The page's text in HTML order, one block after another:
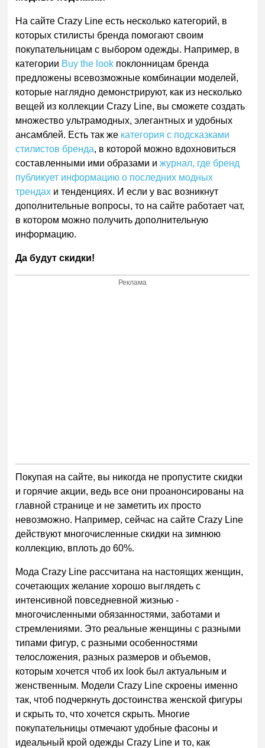
На сайтеCrazy Line есть несколько категорий, в
которых стилисты бренда помогают своим
покупательницам с выбором одежды. Например, в
категории Buy the look поклонницам бренда
предложены всевозможные комбинации моделей,
которые наглядно демонстрируют, как из несколько
вещей из коллекцииCrazy Line, вы сможете создать
множество ультрамодных, элегантных и удобных
ансамблей. Есть так же категория с подсказками
стилистов бренда, в которой можно вдохновиться
составленными ими образами ижурнал, где бренд
публикует информацию о последних модных
трендах и тенденциях. И если у вас возникнут
дополнительные вопросы, то на сайте работает чат,
в котором можно получить дополнительную
информацию.
Да будут скидки!
Реклама
Покупая на сайте, вы никогда не пропустите скидки
и горячие акции, ведь все они проанонсированы на
главной странице и не заметить их просто
невозможно. Например, сейчас на сайтеCrazy Line
действуют многочисленные скидки на зимнюю
коллекцию, вплоть до 60%.
Мода Crazy Line рассчитана на настоящих женщин,
сочетающих желание хорошо выглядеть с
интенсивной повседневной жизнью -
многочисленными обязанностями, заботами и
стремлениями. Это реальные женщины с разными
типами фигур, с разными особенностями
телосложения, разных размеров и объемов,
которым хочется чтоб их look был актуальным и
женственным. МоделиCrazy Line скроены именно
так, чтоб подчеркнуть достоинства женской фигуры
и скрыть то, что хочется скрыть. Многие
покупательницы отмечают удобные фасоны и
идеальный крой одеждыCrazy Line и то, как